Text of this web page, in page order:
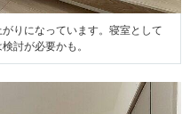
りになっています。寝室として
討が必要かも。